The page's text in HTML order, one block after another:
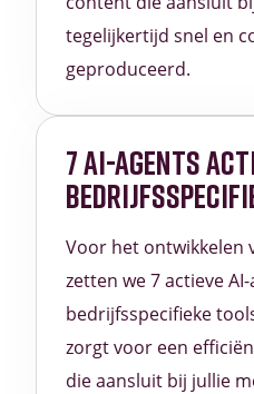
tegelijkertijd snel en
geproduceerd.
7 AI-AGENTS
Voor het ontwikkelen
zetten we 7 actieve
bedrijfsspecifieke
zorgt voor een
die aansluit bij jullie